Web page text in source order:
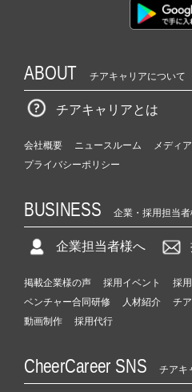
ABOUT チアキャリアについて
チアキャリアとは
会社概要 ニュースルーム
メディ
プライバシーポリシー
BUSINESS 企業・採用担当者
企業担当者様へ
掲載企業様の声 採用イベント 採
ベンチャー合同研修
人材紹介 チ
動画制作
採用代行
CheerCareer SNS チアキ